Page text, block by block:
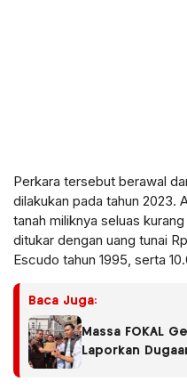
Perkara tersebut berawal
dilakukan pada tahun 2023.
tanah miliknya seluas
ditukar dengan uang tunai
Escudo tahun 1995, serta
Baca Juga:
Massa FOKAL
Laporkan